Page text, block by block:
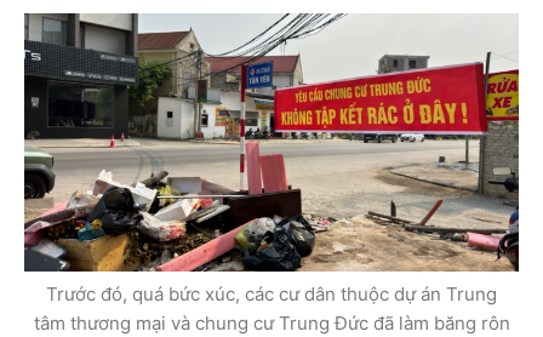
Trước đó, quá bức xúc, các cư dân thuộc dự án Trung
tâm thương mại và chung cư Trung Đức đã làm băng rôn